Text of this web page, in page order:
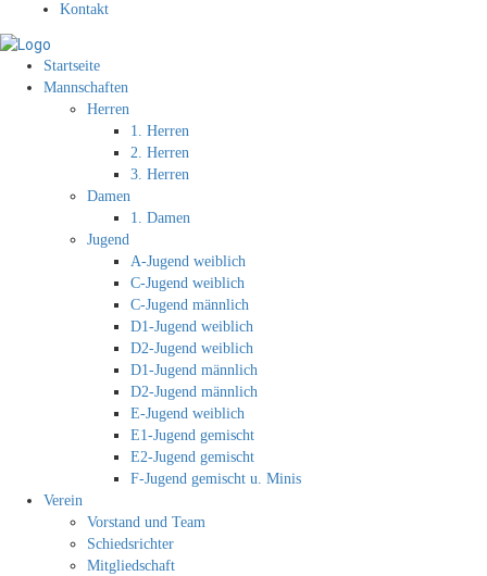
Kontakt
Startseite
Mannschaften
Herren
1. Herren
2. Herren
3. Herren
Damen
1. Damen
Jugend
A-Jugend weiblich
C-Jugend weiblich
C-Jugend männlich
D1-Jugend weiblich
D2-Jugend weiblich
D1-Jugend männlich
D2-Jugend männlich
E-Jugend weiblich
E1-Jugend gemischt
E2-Jugend gemischt
F-Jugend gemischt u. Minis
Verein
Vorstand und Team
Schiedsrichter
Mitgliedschaft